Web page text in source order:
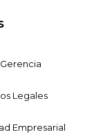
Legales
Empresarial